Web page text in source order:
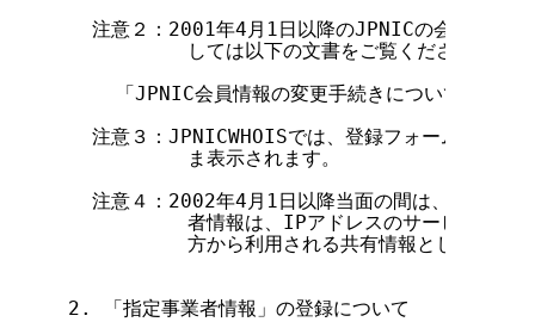
注意２：2001年4月1日以降のJPNICの会員に関す
          しては以下の文書をご覧ください。
    「JPNIC会員情報の変更手続きについて」
注意３：JPNICWHOISでは、登録フォーム中の名
          ま表示されます。
注意４：2002年4月1日以降当面の間は、担当者情
者情報は、IPアドレスのサービス、JP
方から利用される共有情報として扱われ
2. 「指定事業者情報」の登録について